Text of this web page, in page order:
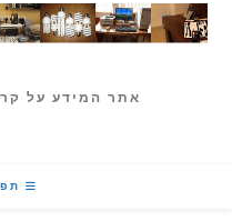
אתר המידע על קרינה
תפריט